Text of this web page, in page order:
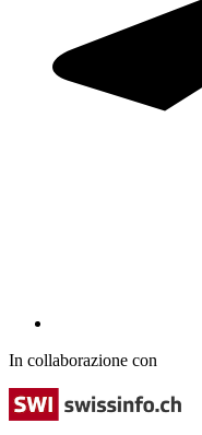
In collaborazione con